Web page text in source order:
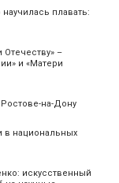
плавать:
–
и «Матери
на-Дону
в национальных
искусственный